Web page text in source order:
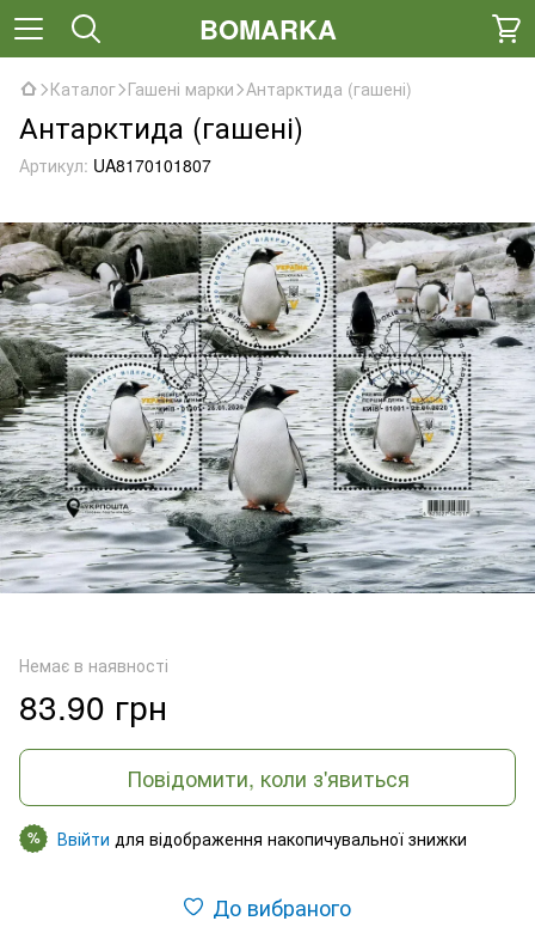
BOMARKA
Каталог Гашені марки Антарктида (гашені)
Антарктида (гашені)
Артикул: UA8170101807
Немає в наявності
83.90 грн
Повідомити, коли з'явиться
% Ввійти для відображення накопичувальної знижки
До вибраного